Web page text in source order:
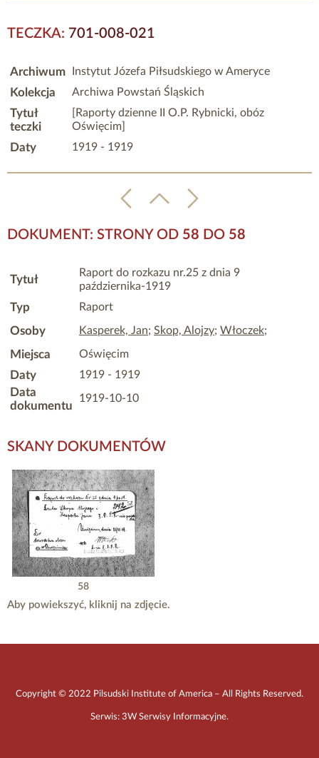
TECZKA: 701-008-021
Archiwum Instytut Józefa Piłsudskiego w Ameryce
Kolekcja Archiwa Powstań Śląskich
Tytuł
teczki
[Raporty dzienne II O.P. Rybnicki, obóz
Oświęcim]
Daty 1919 - 1919
DOKUMENT: STRONY OD 58 DO 58
Tytuł
Raport do rozkazu nr.25 z dnia 9
października-1919
Typ Raport
Osoby Kasperek, Jan; Skop, Alojzy; Włoczek;
Miejsca Oświęcim
Daty 1919 - 1919
Data
dokumentu
1919-10-10
SKANY DOKUMENTÓW
58
Aby powiekszyć, kliknij na zdjęcie.
Copyright © 2022 Pilsudski Institute of America – All Rights Reserved.
Serwis: 3W Serwisy Informacyjne.